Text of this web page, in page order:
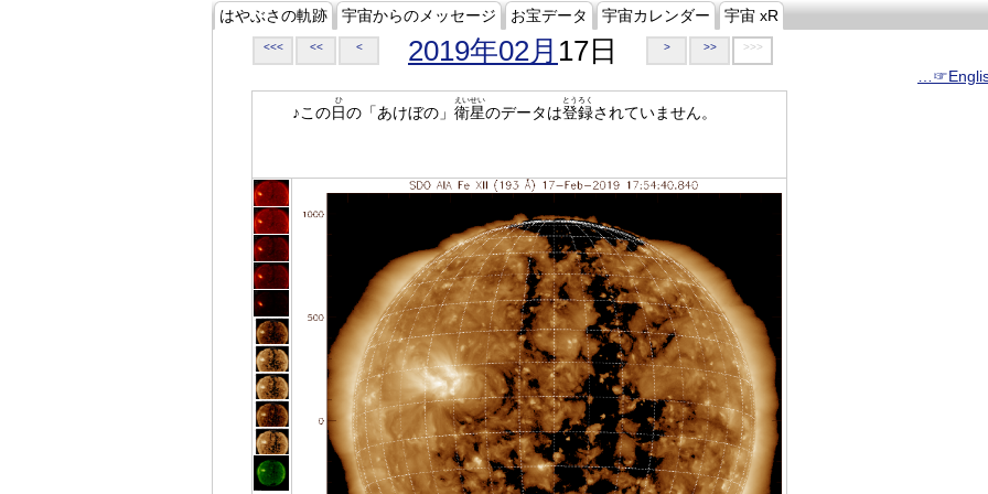
はやぶさの軌跡 宇宙からのメッセージ お宝データ 宇宙カレンダー 宇宙 xR
<<< << < 2019年02月 17日 > >> >>>
♪この日
ひ
の「あけぼの」 衛星
えいせい
のデータは登録
とうろく
されていません。